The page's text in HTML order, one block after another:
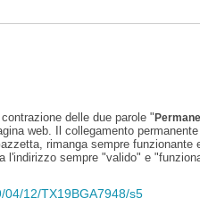
delle due parole "
web. Il collegamento
rimanga sempre funzionante
l'indirizzo sempre "valido" e
04/12/TX19BGA7948/s5